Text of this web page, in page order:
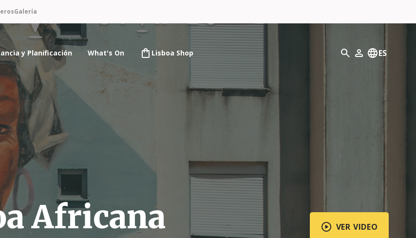
Galería
y Planificación What's On Lisboa Shop Búsqueda
Mi perfil
ES
Africana VER VIDEO